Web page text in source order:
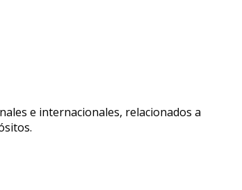
e internacionales, relacionados a